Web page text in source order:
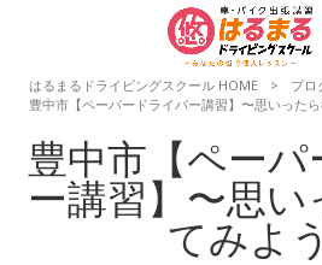
はるまるドライビングスクール HOME
> ブロ
豊中市【ペーパードライバー講習】〜思いった
豊中市【ペー
ー講習】〜思い
てみよ